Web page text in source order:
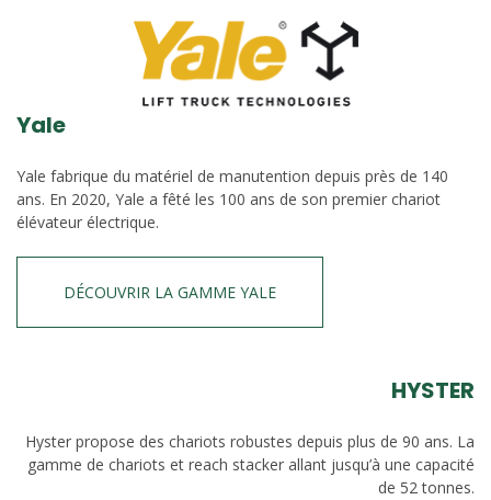
Yale
Yale fabrique du matériel de manutention depuis près de 140
ans. En 2020, Yale a fêté les 100 ans de son premier chariot
élévateur électrique.
DÉCOUVRIR LA GAMME YALE
HYSTER
Hyster propose des chariots robustes depuis plus de 90 ans. La
gamme de chariots et reach stacker allant jusqu’à une capacité
de 52 tonnes.